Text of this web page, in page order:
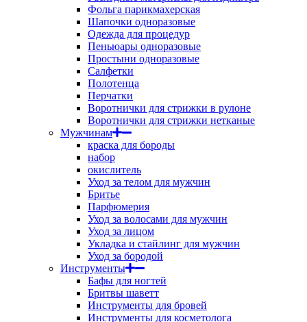
Фольга парикмахерская
Шапочки одноразовые
Одежда для процедур
Пеньюары одноразовые
Простыни одноразовые
Салфетки
Полотенца
Перчатки
Воротнички для стрижки в рулоне
Воротнички для стрижки нетканые
Мужчинам
краска для бороды
набор
окислитель
Уход за телом для мужчин
Бритье
Парфюмерия
Уход за волосами для мужчин
Уход за лицом
Укладка и стайлинг для мужчин
Уход за бородой
Инструменты
Бафы для ногтей
Бритвы шаветт
Инструменты для бровей
Инструменты для косметолога